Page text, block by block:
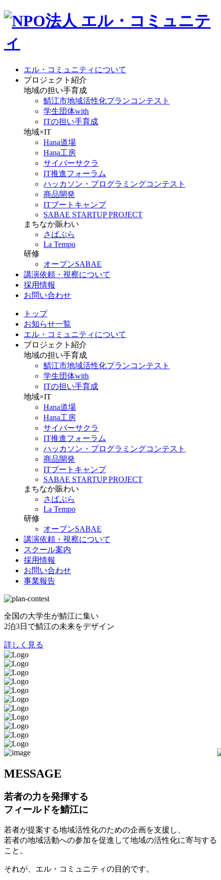
エル・コミュニティについて
プロジェクト紹介
地域の担い手育成
鯖江市地域活性化プランコンテスト
学生団体with
ITの担い手育成
地域×IT
Hana道場
Hana工房
サイバーサクラ
IT推進フォーラム
ハッカソン・プログラミングコンテスト
商品開発
ITブートキャンプ
SABAE STARTUP PROJECT
まちなか賑わい
さばぷら
La Tempo
研修
オープンSABAE
講演依頼・視察について
採用情報
お問い合わせ
トップ
お知らせ一覧
エル・コミュニティについて
プロジェクト紹介
地域の担い手育成
鯖江市地域活性化プランコンテスト
学生団体with
ITの担い手育成
地域×IT
Hana道場
Hana工房
サイバーサクラ
IT推進フォーラム
ハッカソン・プログラミングコンテスト
商品開発
ITブートキャンプ
SABAE STARTUP PROJECT
まちなか賑わい
さばぷら
La Tempo
研修
オープンSABAE
講演依頼・視察について
スクール案内
採用情報
お問い合わせ
事業報告
全国の大学生が鯖江に集い
2泊3日で鯖江の未来をデザイン
詳しく見る
MESSAGE
若者の力を発揮する
フィールドを鯖江に
若者が提案する地域活性化のための企画を支援し、
若者の地域活動への参加を促進して地域の活性化に寄与する
こと。
それが、エル・コミュニティの目的です。